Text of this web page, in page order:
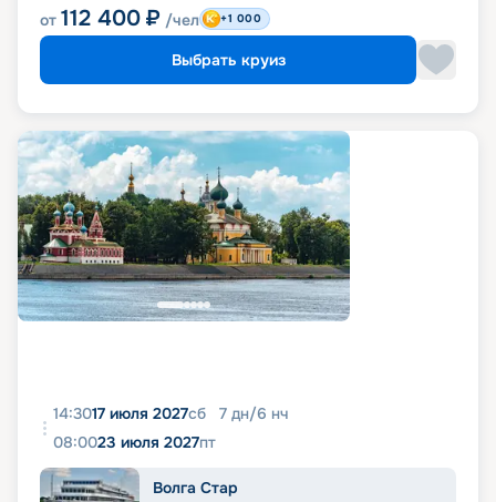
от 112 400 ₽ /чел +1 000
Выбрать круиз
14:3017 июля 2027сб 7 дн/6 нч
08:0023 июля 2027пт
Волга Стар